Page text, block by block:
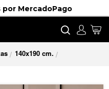
MercadoPago
Buscar
/ 140x190 cm. /